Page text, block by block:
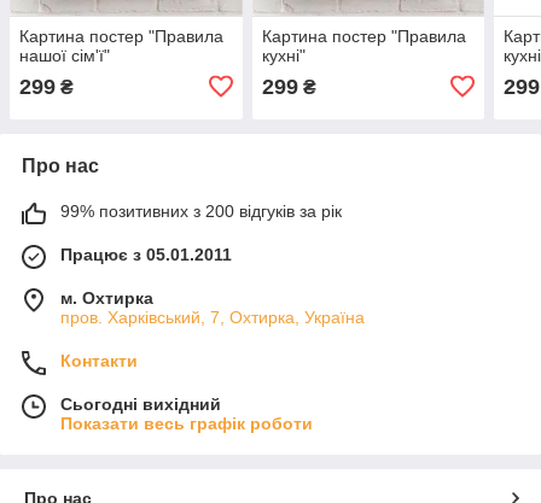
Картина постер "Правила
нашої сім'ї"
299 ₴
Картина постер "Правила
кухні"
299₴ 299
Про нас
99% позитивних з 200 відгуків за рік
Працює з 05.01.2011
м. Охтирка
пров. Харківський, 7, Охтирка, Україна
Контакти
Сьогодні вихідний
Показати весь графік роботи
Про нас